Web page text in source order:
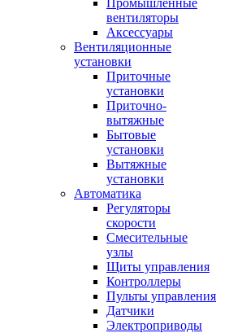
Промышленные
вентиляторы
Аксессуары
Вентиляционные
установки
Приточные
установки
Приточно-
вытяжные
Бытовые
установки
Вытяжные
установки
Автоматика
Регуляторы
скорости
Смесительные
узлы
Щиты управления
Контроллеры
Пульты управления
Датчики
Электроприводы